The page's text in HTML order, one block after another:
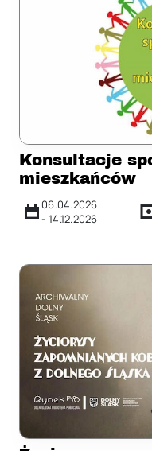
Konsultacje
mieszkańców
06.04.2026
- 14.12.2026